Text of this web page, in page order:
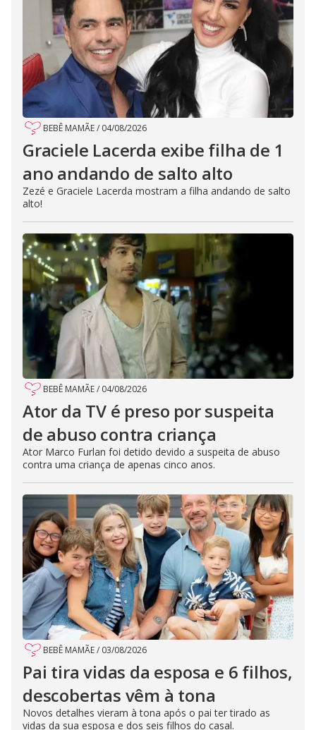
BEBÊ MAMÃE/ 04/08/2026
Graciele Lacerda exibe filha de 1
ano andando de salto alto
Zezé e Graciele Lacerda mostram a filha andando de salto
alto!
BEBÊ MAMÃE/ 04/08/2026
Ator da TV é preso por suspeita
de abuso contra criança
Ator Marco Furlan foi detido devido a suspeita de abuso
contra uma criança de apenas cinco anos.
BEBÊ MAMÃE/ 03/08/2026
Pai tira vidas da esposa e 6 filhos,
descobertas vêm à tona
Novos detalhes vieram à tona após o pai ter tirado as
vidas da sua esposa e dos seis filhos do casal.